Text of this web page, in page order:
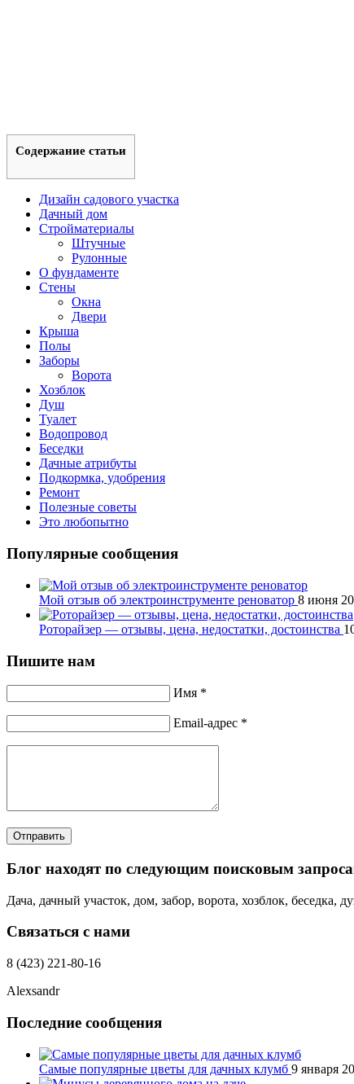
Содержание статьи
Дизайн садового участка
Дачный дом
Стройматериалы
Штучные
Рулонные
О фундаменте
Стены
Окна
Двери
Крыша
Полы
Заборы
Ворота
Хозблок
Душ
Туалет
Водопровод
Беседки
Дачные атрибуты
Подкормка, удобрения
Ремонт
Полезные советы
Это любопытно
Популярные сообщения
Мой отзыв об электроинструменте реноватор 8 июня
Роторайзер — отзывы, цена, недостатки, достоинства
Пишите нам
Имя *
Email-адрес *
Отправить
Блог находят по следующим поисковым
Дача, дачный участок, дом, забор, ворота, хозблок,
Связаться с нами
8 (423) 221-80-16
Alexsandr
Последние сообщения
Самые популярные цветы для дачных клумб 9 января